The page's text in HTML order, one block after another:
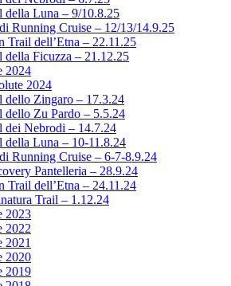
della Luna – 9/10.8.25
Running Cruise – 12/13/14.9.25
Trail dell’Etna – 22.11.25
della Ficuzza – 21.12.25
2024
2024
dello Zingaro – 17.3.24
dello Zu Pardo – 5.5.24
dei Nebrodi – 14.7.24
della Luna – 10-11.8.24
Running Cruise – 6-7-8.9.24
Pantelleria – 28.9.24
Trail dell’Etna – 24.11.24
Trail – 1.12.24
2023
2022
2021
2020
2019